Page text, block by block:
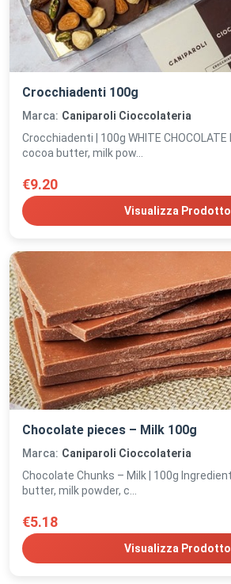
Crocchiadenti 100g
Marca: Caniparoli Cioccolateria
Crocchiadenti | 100g WHITE CHOCOLATE Ingredients: Sugar,
cocoa butter, milk pow...
€9.20
Visualizza Prodotto
Chocolate pieces – Milk 100g
Marca: Caniparoli Cioccolateria
Chocolate Chunks – Milk | 100g Ingredients: sugar, cocoa
butter, milk powder, c...
€5.18
Visualizza Prodotto